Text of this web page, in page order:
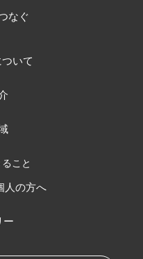
なぐ
いて
こと
人の方へ
ー